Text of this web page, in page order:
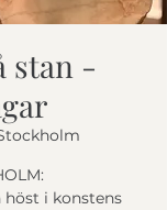
stan -
i konstens